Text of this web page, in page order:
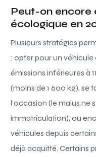
Peut-on encore
écologique en
Plusieurs stratégies
: opter pour un
émissions inférieures à
(moins de 1 600 kg), se
l’occasion (le malus ne
immatriculation), ou
véhicules depuis
déjà acquitté. Certains